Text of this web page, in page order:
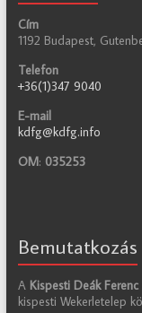
Cím
1192 Budapest,
Telefon
+36(1)347 9040
E-mail
kdfg@kdfg.info
OM: 035253
Bemutatkozás
A Kispesti Deák
kispesti Wekerletelep